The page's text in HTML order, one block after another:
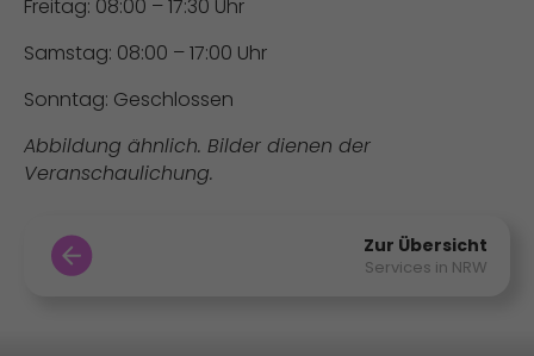
Freitag: 08:00 – 17:30 Uhr
Samstag: 08:00 – 17:00 Uhr
Sonntag: Geschlossen
Abbildung ähnlich. Bilder dienen der
Veranschaulichung.
Zur Übersicht
Services in NRW